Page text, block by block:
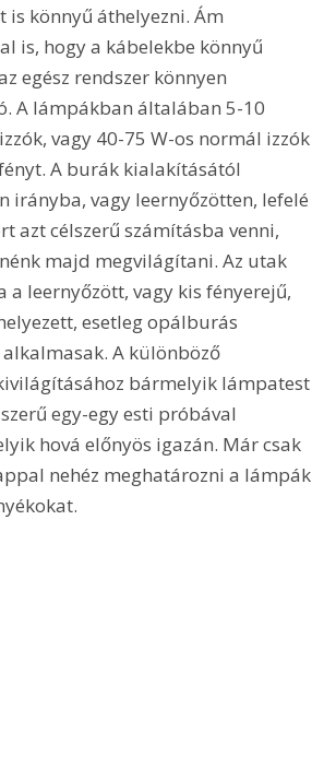
is könnyű áthelyezni. Ám
is, hogy a kábelekbe könnyű
egész rendszer könnyen
A lámpákban általában 5-10
vagy 40-75 W-os normál izzók
A burák kialakításától
irányba, vagy leernyőzötten, lefelé
azt célszerű számításba venni,
majd megvilágítani. Az utak
a leernyőzött, vagy kis fényerejű,
esetleg opálburás
A különböző
bármelyik lámpatest
egy-egy esti próbával
hová előnyös igazán. Már csak
nehéz meghatározni a lámpák